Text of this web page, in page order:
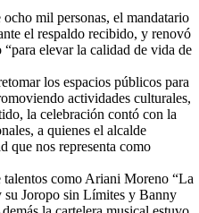
mil personas, el mandatario
el respaldo recibido, y renovó
elevar la calidad de vida de
los espacios públicos para
actividades culturales,
la celebración contó con la
a quienes el alcalde
que nos representa como
como Ariani Moreno “La
Joropo sin Límites y Banny